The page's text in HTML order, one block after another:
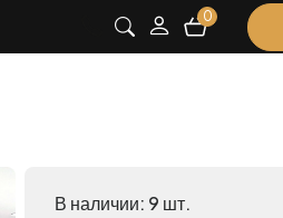
0
В наличии: 9 шт.